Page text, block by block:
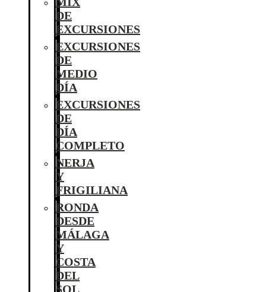
DE
EXCURSIONES
EXCURSIONES
DE
MEDIO
DÍA
EXCURSIONES
DE
DÍA
COMPLETO
NERJA
Y
FRIGILIANA
RONDA
DESDE
MÁLAGA
Y
COSTA
DEL
SOL